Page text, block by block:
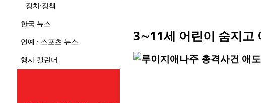
정치·정책
한국 뉴스
연예 · 스포츠 뉴스
행사 캘린더
3∼11세 어린이 숨지고